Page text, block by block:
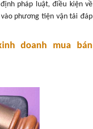
pháp luật, điều kiện về
vào phương tiện vận tải đáp
doanh mua bán